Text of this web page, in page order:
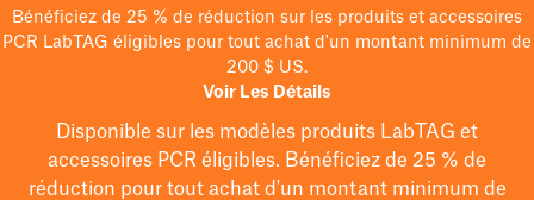
Bénéficiez de 25 % de réduction sur les produits et accessoires
PCR LabTAG éligibles pour tout achat d'un montant minimum de
200 $ US.
Voir Les Détails
Disponible sur les modèles produits LabTAG et
accessoires PCR éligibles. Bénéficiez de 25 % de
réduction pour tout achat d'un montant minimum de